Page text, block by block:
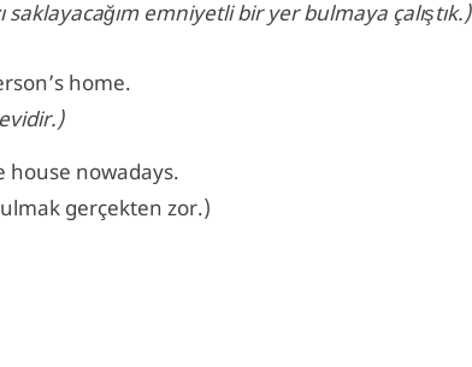
emniyetli bir yer bulmaya çalıştık.)
home.
house nowadays.
gerçekten zor.)